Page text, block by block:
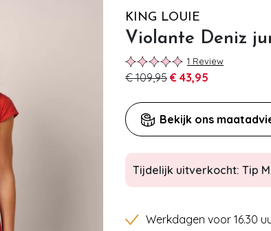
KING LOUIE
Violante Deniz
1 Review
€ 109,95 € 43,95
Bekijk ons
Tijdelijk uitverkocht: Tip
Werkdagen voor 16.30